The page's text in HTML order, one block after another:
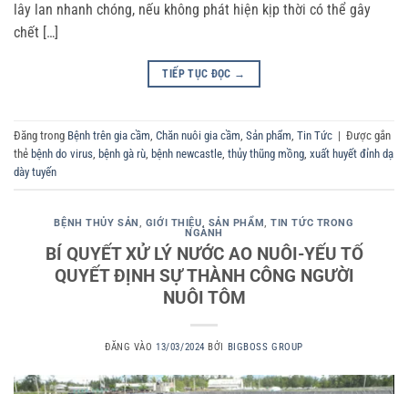
lây lan nhanh chóng, nếu không phát hiện kịp thời có thể gây
chết […]
TIẾP TỤC ĐỌC →
Đăng trong Bệnh trên gia cầm, Chăn nuôi gia cầm, Sản phẩm, Tin Tức | Được gắn
thẻ bệnh do virus, bệnh gà rù, bệnh newcastle, thủy thũng mồng, xuất huyết đỉnh dạ
dày tuyến
BỆNH THỦY SẢN , GIỚI THIỆU, SẢN PHẨM,TIN TỨC TRONG
NGÀNH
BÍ QUYẾT XỬ LÝ NƯỚC AO NUÔI-YẾU TỐ
QUYẾT ĐỊNH SỰ THÀNH CÔNG NGƯỜI
NUÔI TÔM
ĐĂNG VÀO13/03/2024 BỞI BIGBOSS GROUP